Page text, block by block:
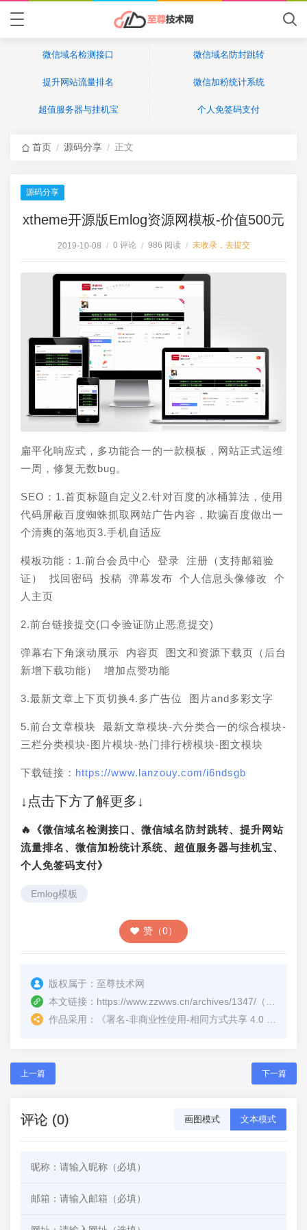
微信域名检测接口 微信域名防封跳转
提升网站流量排名 微信加粉统计系统
超值服务器与挂机宝 个人免签码支付
首页 / 源码分享 / 正文
源码分享
xtheme开源版Emlog资源网模板-价值500元
2019-10-08 / 0 评论 / 986 阅读 / 未收录，去提交
扁平化响应式，多功能合一的一款模板，网站正式运维
一周，修复无数bug。
SEO：1.首页标题自定义2.针对百度的冰桶算法，使用
代码屏蔽百度蜘蛛抓取网站广告内容，欺骗百度做出一
个清爽的落地页3.手机自适应
模板功能：1.前台会员中心 登录 注册（支持邮箱验
证） 找回密码 投稿 弹幕发布 个人信息头像修改 个
人主页
2.前台链接提交(口令验证防止恶意提交)
弹幕右下角滚动展示 内容页 图文和资源下载页（后台
新增下载功能） 增加点赞功能
3.最新文章上下页切换4.多广告位 图片and多彩文字
5.前台文章模块 最新文章模块-六分类合一的综合模块-
三栏分类模块-图片模块-热门排行榜模块-图文模块
下载链接： https://www.lanzouy.com/i6ndsgb
↓点击下方了解更多↓
🔥《微信域名检测接口、微信域名防封跳转、提升网站
流量排名、微信加粉统计系统、超值服务器与挂机宝、
个人免签码支付》
Emlog模板
赞（0）
版权属于： 至尊技术网
本文链接： https://www.zzwws.cn/archives/1347/ （转载时请注明本文出处及文章链接）
作品采用：
《署名-非商业性使用-相同方式共享 4.0 国际 (CC BY-NC-SA 4.0)
上一篇 下一篇
评论 (0) 画图模式 文本模式